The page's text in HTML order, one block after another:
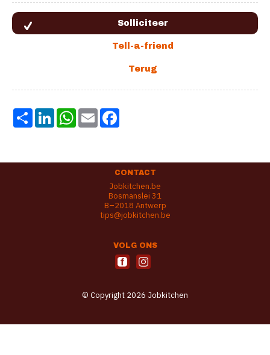
Share LinkedInWhatsApp
Email
CONTACT
Jobkitchen.be
Bosmanslei 31
B–2018 Antwerp
tips@jobkitchen.be
VOLG ONS
© Copyright 2026 Jobkitchen